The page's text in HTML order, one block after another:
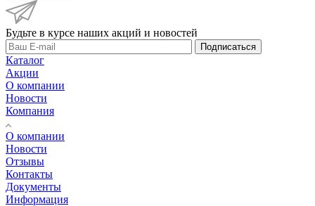
Будьте в курсе наших акций и новостей
Подписаться
Каталог
Акции
О компании
Новости
Компания
О компании
Новости
Отзывы
Контакты
Документы
Информация